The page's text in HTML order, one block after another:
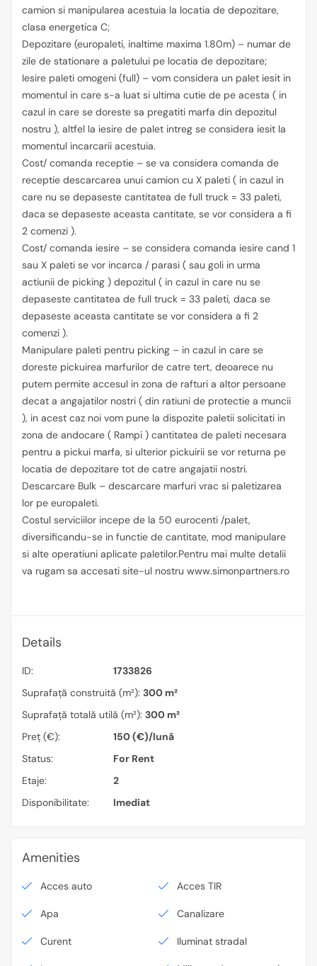
camion si manipularea acestuia la locatia de depozitare,
clasa energetica C;
Depozitare (europaleti, inaltime maxima 1.80m) – numar de
zile de stationare a paletului pe locatia de depozitare;
Iesire paleti omogeni (full) – vom considera un palet iesit in
momentul in care s-a luat si ultima cutie de pe acesta ( in
cazul in care se doreste sa pregatiti marfa din depozitul
nostru ), altfel la iesire de palet intreg se considera iesit la
momentul incarcarii acestuia.
Cost/ comanda receptie – se va considera comanda de
receptie descarcarea unui camion cu X paleti ( in cazul in
care nu se depaseste cantitatea de full truck = 33 paleti,
daca se depaseste aceasta cantitate, se vor considera a fi
2 comenzi ).
Cost/ comanda iesire – se considera comanda iesire cand 1
sau X paleti se vor incarca / parasi ( sau goli in urma
actiunii de picking ) depozitul ( in cazul in care nu se
depaseste cantitatea de full truck = 33 paleti, daca se
depaseste aceasta cantitate se vor considera a fi 2
comenzi ).
Manipulare paleti pentru picking – in cazul in care se
doreste pickuirea marfurilor de catre tert, deoarece nu
putem permite accesul in zona de rafturi a altor persoane
decat a angajatilor nostri ( din ratiuni de protectie a muncii
), in acest caz noi vom pune la dispozite paletii solicitati in
zona de andocare ( Rampi ) cantitatea de paleti necesara
pentru a pickui marfa, si ulterior pickuirii se vor returna pe
locatia de depozitare tot de catre angajatii nostri.
Descarcare Bulk – descarcare marfuri vrac si paletizarea
lor pe europaleti.
Costul serviciilor incepe de la 50 eurocenti /palet,
diversificandu-se in functie de cantitate, mod manipulare
si alte operatiuni aplicate paletilor.Pentru mai multe detalii
va rugam sa accesati site-ul nostru www.simonpartners.ro
Details
ID:
1733826
Suprafață construită (m²): 300 m²
Suprafață totală utilă (m²): 300 m²
Preț (€):
150 (€)/lună
Status:
For Rent
Etaje:
2
Disponibilitate:
Imediat
Amenities
Acces auto Acces TIR
Apa Canalizare
Curent Iluminat stradal